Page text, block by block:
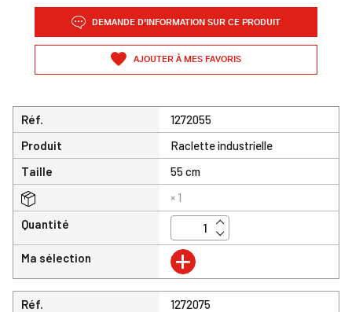
DEMANDE D'INFORMATION SUR CE PRODUIT
AJOUTER À MES FAVORIS
Réf.
1272055
Produit
Raclette industrielle
Taille
55 cm
× 1
Quantité
Ma sélection +
Réf.
1272075